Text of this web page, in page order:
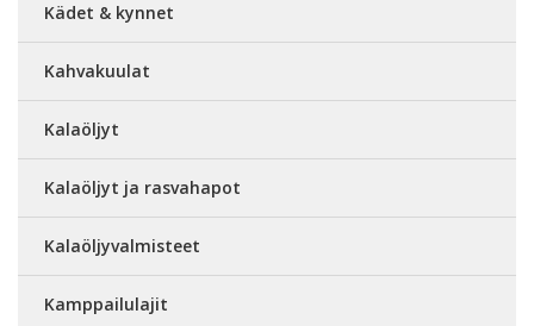
Kädet & kynnet
Kahvakuulat
Kalaöljyt
Kalaöljyt ja rasvahapot
Kalaöljyvalmisteet
Kamppailulajit